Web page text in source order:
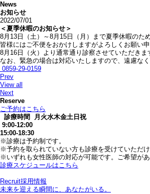
News
お知らせ
2022/07/01
＜夏季休暇のお知らせ＞
8月13日（土）～8月15日（月）まで夏季休暇のた
皆様にはご不便をおかけしますがよろしくお願い申
8月16日（火）より通常通り診察させていただきま
なお、緊急の場合は対応いたしますので、遠慮な
0859-29-0159
Prev
View all
Next
Reserve
ご予約はこちら
診療時間
月 火水木金土 日 祝
9:00-12:00
15:00-18:30
※診療は予約制です。
※予約を取られていない方も診療を受けていただ
※いずれも女性医師の対応が可能です。ご希望が
診療スケジュールはこちら
Recruit採用情報
未来を迎える瞬間に、あなたがいる。